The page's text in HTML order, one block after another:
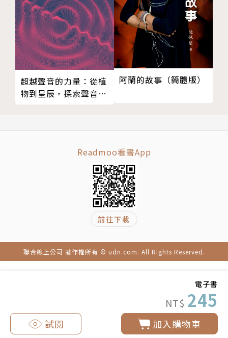
電子書
NT$ 245
加入購物車
試閱
第四天上午：禅修的基础
一、调五事，才能真正用话头
第四天晚上：《六祖坛经》：定慧一体、定慧同时
一、动中修定、境上炼心
二、用佛的智慧与观念指导自己
第五天上午：话头的四个层次（一）：念话头、问话头
一、参话头不用想象
二、深种善根，用心经营
四、人身难得，把握修行
第六天上午：话头的四个层次（二）：参话头、看话头
一、自然而然深入话头
第六天晚上：《六祖坛经》：无念为宗、无相为体、无
一、修行的次第──无念、无相、无住
二、着力于有相，以达成无相
一、断见与常见都是邪见
二、当下体验“苦、无常、空、无我”
超越聲音的力量：從植
物到星辰，探索聲音與
阿蘭的故事（簡體版）
Readmoo看書App
前往下載
聯合線上公司 著作權所有 © udn.com. All Rights Reserved.